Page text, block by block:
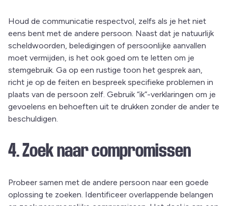
Houd de communicatie respectvol, zelfs als je het niet
eens bent met de andere persoon. Naast dat je natuurlijk
scheldwoorden, beledigingen of persoonlijke aanvallen
moet vermijden, is het ook goed om te letten om je
stemgebruik. Ga op een rustige toon het gesprek aan,
richt je op de feiten en bespreek specifieke problemen in
plaats van de persoon zelf. Gebruik “ik”-verklaringen om je
gevoelens en behoeften uit te drukken zonder de ander te
beschuldigen.
4. Zoek naar compromissen
Probeer samen met de andere persoon naar een goede
oplossing te zoeken. Identificeer overlappende belangen